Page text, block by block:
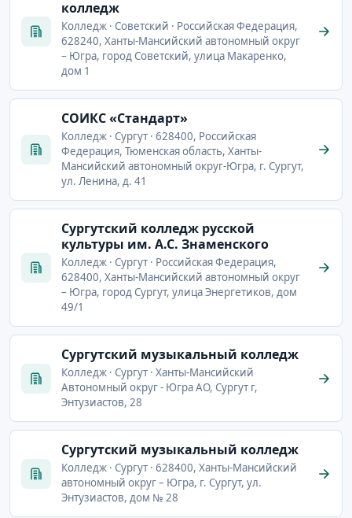
колледж
Колледж · Советский · Российская Федерация,
628240, Ханты-Мансийский автономный округ
– Югра, город Советский, улица Макаренко,
дом 1
СОИКС «Стандарт»
Колледж · Сургут · 628400, Российская
Федерация, Тюменская область, Ханты-
Мансийский автономный округ-Югра, г. Сургут,
ул. Ленина, д. 41
Сургутский колледж русской
культуры им. А.С. Знаменского
Колледж · Сургут · Российская Федерация,
628400, Ханты-Мансийский автономный округ
– Югра, город Сургут, улица Энергетиков, дом
49/1
Сургутский музыкальный колледж
Колледж · Сургут · Ханты-Мансийский
Автономный округ - Югра АО, Сургут г,
Энтузиастов, 28
Сургутский музыкальный колледж
Колледж · Сургут · 628400, Ханты-Мансийский
автономный округ – Югра, г. Сургут, ул.
Энтузиастов, дом № 28